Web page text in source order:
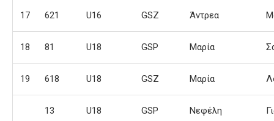
17 621 U16 GSZ Άντρεα
18 81 U18 GSP Μαρία
19 618 U18 GSZ Μαρία
13 U18 GSP Νεφέλη